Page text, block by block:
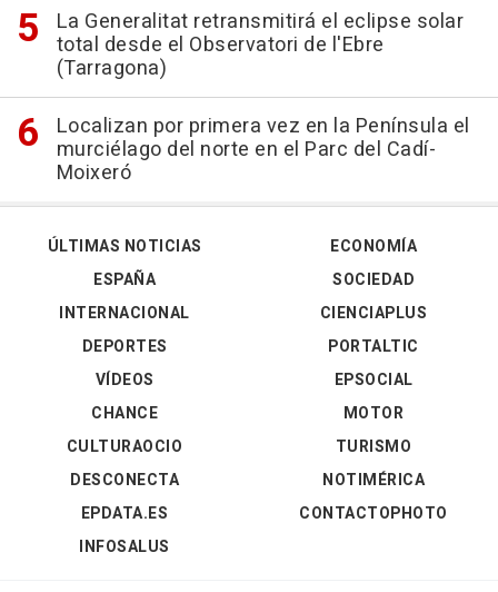
La Generalitat retransmitirá el eclipse solar
total desde el Observatori de l'Ebre
(Tarragona)
Localizan por primera vez en la Península el
murciélago del norte en el Parc del Cadí-
Moixeró
ÚLTIMAS NOTICIAS
ESPAÑA
INTERNACIONAL
DEPORTES
VÍDEOS
ECONOMÍA
SOCIEDAD
CIENCIAPLUS
PORTALTIC
EPSOCIAL
CHANCE
CULTURAOCIO
DESCONECTA
EPDATA.ES
INFOSALUS
MOTOR
TURISMO
NOTIMÉRICA
CONTACTOPHOTO